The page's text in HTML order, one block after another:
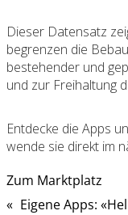
Dieser Datensatz
begrenzen die
bestehender und
und zur Freihaltung
Entdecke die Apps
wende sie direkt im
Zum Marktplatz
« Eigene Apps: